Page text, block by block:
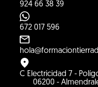
924 66 38 39
672 017 596
C Electricidad 7 -
06200 -